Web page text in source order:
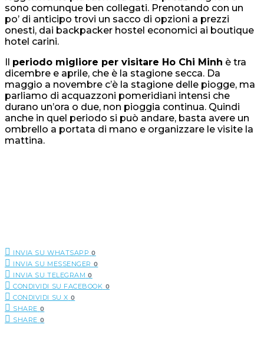
sono comunque ben collegati. Prenotando con un
po’ di anticipo trovi un sacco di opzioni a prezzi
onesti, dai backpacker hostel economici ai boutique
hotel carini.
Il periodo migliore per visitare Ho Chi Minh è tra
dicembre e aprile, che è la stagione secca. Da
maggio a novembre c’è la stagione delle piogge, ma
parliamo di acquazzoni pomeridiani intensi che
durano un’ora o due, non pioggia continua. Quindi
anche in quel periodo si può andare, basta avere un
ombrello a portata di mano e organizzare le visite la
mattina.
INVIA SU WHATSAPP 0
INVIA SU MESSENGER 0
INVIA SU TELEGRAM 0
CONDIVIDI SU FACEBOOK 0
CONDIVIDI SU X 0
SHARE 0
SHARE 0